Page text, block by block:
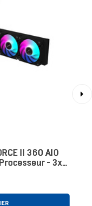
II 360 AIO
- 3x
Mécanisme